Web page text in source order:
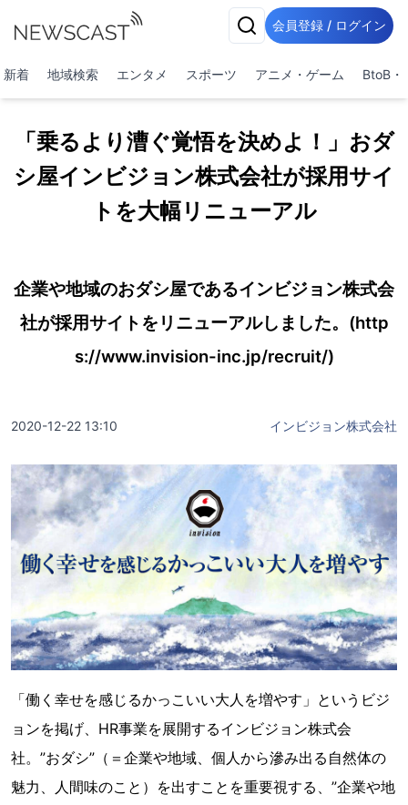
会員登録 / ログイン
新着 地域検索 エンタメ スポーツ アニメ・ゲーム BtoB・
「乗るより漕ぐ覚悟を決めよ！」おダ
シ屋インビジョン株式会社が採用サイ
トを大幅リニューアル
企業や地域のおダシ屋であるインビジョン株式会
社が採用サイトをリニューアルしました。(http
s://www.invision-inc.jp/recruit/)
2020-12-22 13:10 インビジョン株式会社
「働く幸せを感じるかっこいい大人を増やす」というビジ
ョンを掲げ、HR事業を展開するインビジョン株式会
社。”おダシ”（＝企業や地域、個人から滲み出る自然体の
魅力、人間味のこと）を出すことを重要視する、”企業や地